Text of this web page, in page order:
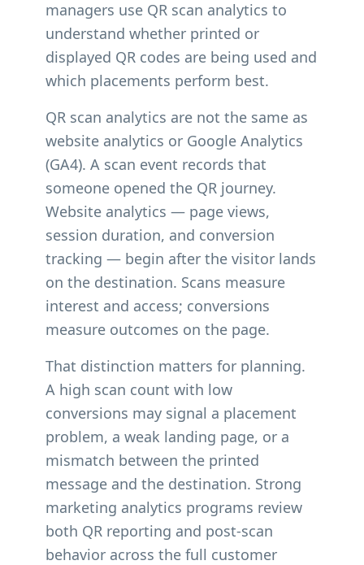
managers use QR scan analytics to
understand whether printed or
displayed QR codes are being used and
which placements perform best.
QR scan analytics are not the same as
website analytics or Google Analytics
(GA4). A scan event records that
someone opened the QR journey.
Website analytics — page views,
session duration, and conversion
tracking — begin after the visitor lands
on the destination. Scans measure
interest and access; conversions
measure outcomes on the page.
That distinction matters for planning.
A high scan count with low
conversions may signal a placement
problem, a weak landing page, or a
mismatch between the printed
message and the destination. Strong
marketing analytics programs review
both QR reporting and post-scan
behavior across the full customer